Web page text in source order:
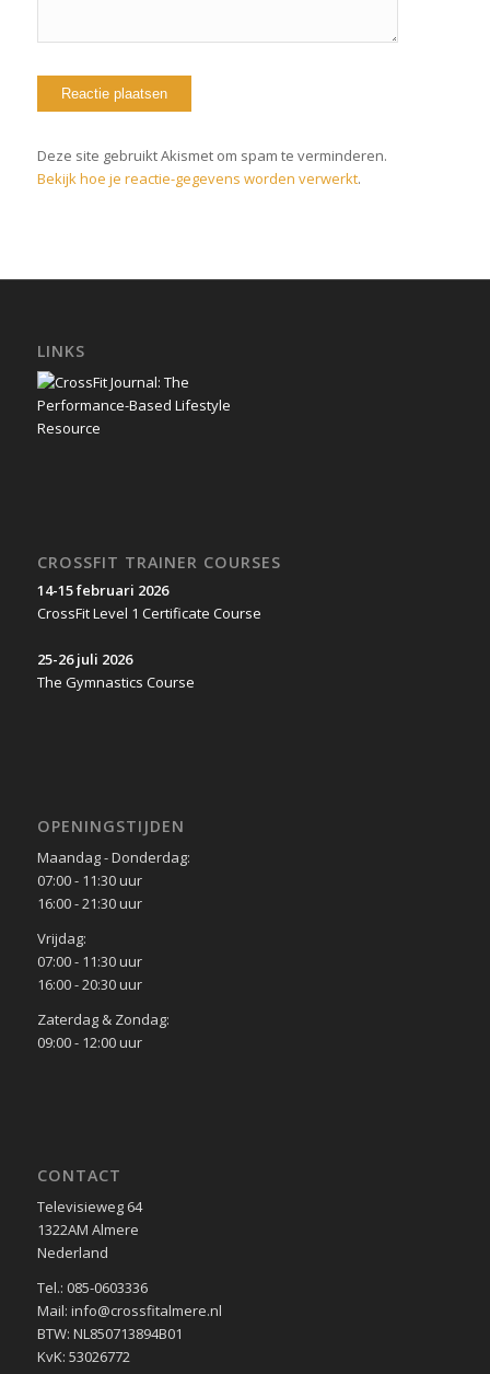
Deze site gebruikt Akismet om spam te verminderen.
Bekijk hoe je reactie-gegevens worden verwerkt.
LINKS
CROSSFIT TRAINER COURSES
14-15 februari 2026
CrossFit Level 1 Certificate Course
25-26 juli 2026
The Gymnastics Course
OPENINGSTIJDEN
Maandag - Donderdag:
07:00 - 11:30 uur
16:00 - 21:30 uur
Vrijdag:
07:00 - 11:30 uur
16:00 - 20:30 uur
Zaterdag & Zondag:
09:00 - 12:00 uur
CONTACT
Televisieweg 64
1322AM Almere
Nederland
Tel.: 085-0603336
Mail: info@crossfitalmere.nl
BTW: NL850713894B01
KvK: 53026772